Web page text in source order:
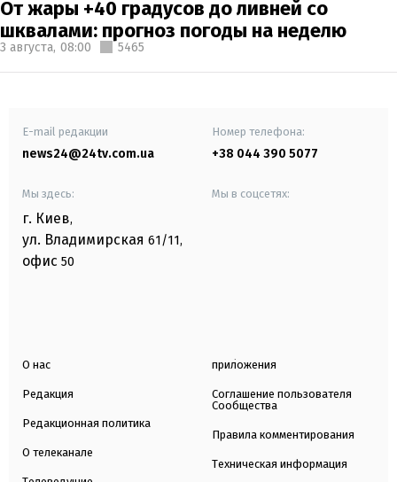
От жары +40 градусов до ливней со
шквалами: прогноз погоды на неделю
3 августа, 08:00 5465
E-mail редакции
news24@24tv.com.ua
Номер телефона:
+38 044 390 5077
Мы здесь:
г. Киев,
ул. Владимирская 61/11,
офис 50
Мы в соцсетях:
О нас
Редакция
Редакционная политика
О телеканале
приложения
Соглашение пользователя
Сообщества
Правила комментирования
Техническая информация